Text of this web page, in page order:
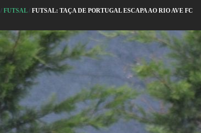
/FUTSAL/FUTSAL: TAÇA DE PORTUGAL ESCAPA AO RIO AVE FC